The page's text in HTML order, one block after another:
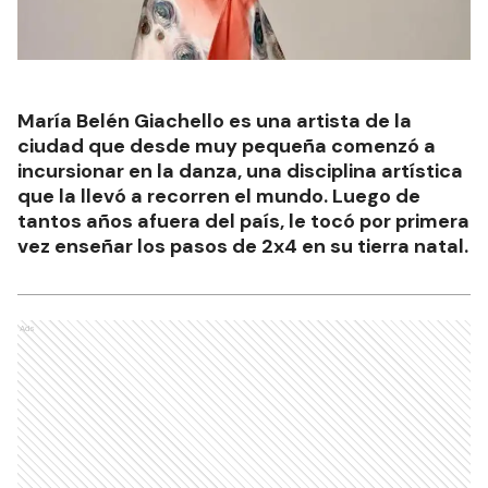
María Belén Giachello es una artista de la
ciudad que desde muy pequeña comenzó a
incursionar en la danza, una disciplina artística
que la llevó a recorren el mundo. Luego de
tantos años afuera del país, le tocó por primera
vez enseñar los pasos de 2x4 en su tierra natal.
Ads